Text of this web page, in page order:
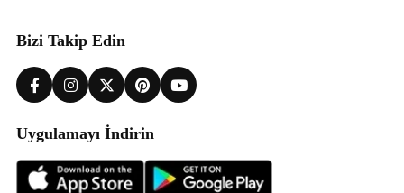
Bizi Takip Edin
Uygulamayı İndirin